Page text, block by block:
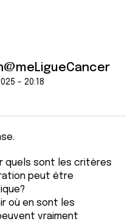
- 20:18
quels sont les critères
peut être
où en sont les
vraiment